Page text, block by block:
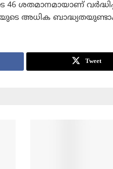
ശതമാനമായാണ്
അധിക
Tweet